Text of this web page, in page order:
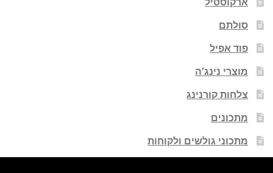
סולתם
פוד אפיל
מוצרי נינג'ה
צלחות קורנינג
מתכונים
מתכוני גולשים ולקוחות